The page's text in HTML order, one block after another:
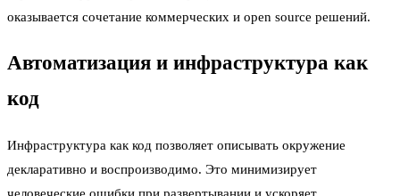
оказывается сочетание коммерческих и open source решений.
Автоматизация и инфраструктура как
код
Инфраструктура как код позволяет описывать окружение
декларативно и воспроизводимо. Это минимизирует